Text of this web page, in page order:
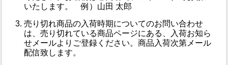
いたします。 例）山田 太郎
売り切れ商品の入荷時期についてのお問い合わせ
は、売り切れている商品ページにある、入荷お知ら
せメールよりご登録ください。商品入荷次第メール
配信致します。